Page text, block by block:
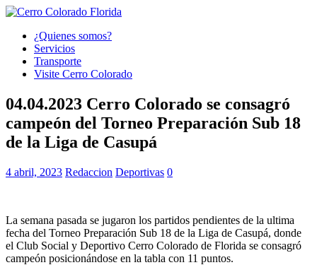
¿Quienes somos?
Servicios
Transporte
Visite Cerro Colorado
04.04.2023 Cerro Colorado se consagró
campeón del Torneo Preparación Sub 18
de la Liga de Casupá
4 abril, 2023 Redaccion Deportivas 0
La semana pasada se jugaron los partidos pendientes de la ultima
fecha del Torneo Preparación Sub 18 de la Liga de Casupá, donde
el Club Social y Deportivo Cerro Colorado de Florida se consagró
campeón posicionándose en la tabla con 11 puntos.